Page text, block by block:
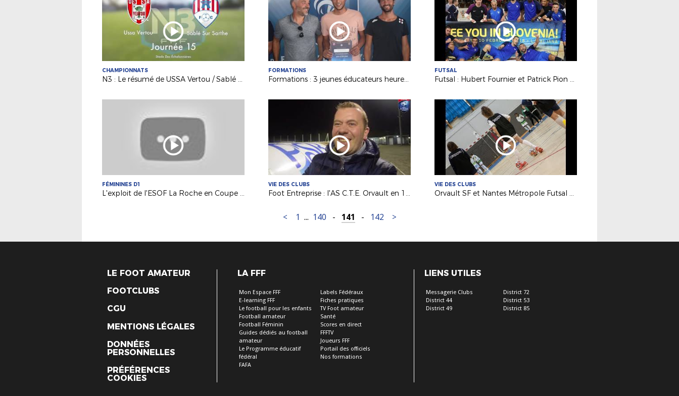
CHAMPIONNATS
N3 : Le résumé de USSA Vertou / Sablé FC
FORMATIONS
Formations : 3 jeunes éducateurs heureux titulaires du B.M.F.
FUTSAL
Futsal : Hubert Fournier et Patrick Pion à fond derrière les Bleus !
FÉMININES D1
L'exploit de l'ESOF La Roche en Coupe de France
VIE DES CLUBS
Foot Entreprise : l'AS C.T.E. Orvault en 16es de la Coupe Nationale
VIE DES CLUBS
Orvault SF et Nantes Métropole Futsal au service des filles !
< 1 ... 140 - 141 - 142 >
LE FOOT AMATEUR
FOOTCLUBS
CGU
MENTIONS LÉGALES
DONNÉES
PERSONNELLES
PRÉFÉRENCES
COOKIES
LA FFF
Mon Espace FFF
E-learning FFF
Le football pour les enfants
Football amateur
Football Féminin
Guides dédiés au football
amateur
Le Programme éducatif
fédéral
FAFA
Labels Fédéraux
Fiches pratiques
TV Foot amateur
Santé
Scores en direct
FFFTV
Joueurs FFF
Portail des officiels
Nos formations
LIENS UTILES
Messagerie Clubs
District 44
District 49
District 72
District 53
District 85